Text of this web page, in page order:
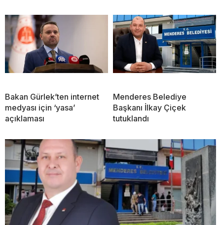
Bakan Gürlek’ten internet
medyası için ‘yasa’
açıklaması
Menderes Belediye
Başkanı İlkay Çiçek
tutuklandı